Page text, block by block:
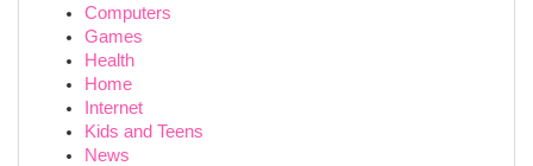
Computers
Games
Health
Home
Internet
Kids and Teens
News